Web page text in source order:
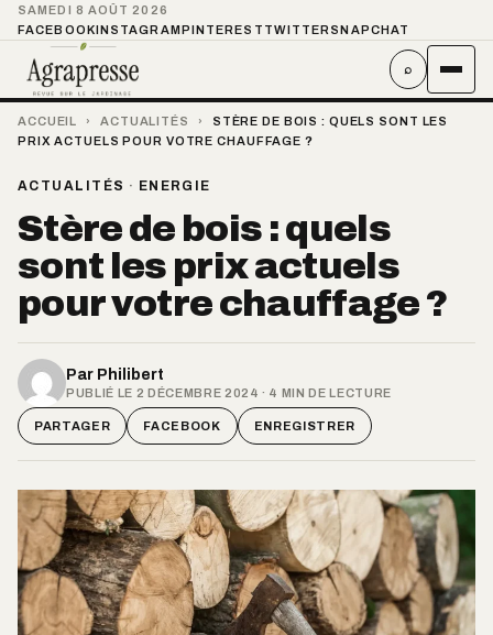
SAMEDI 8 AOÛT 2026
FACEBOOKINSTAGRAMPINTEREST TWITTER SNAPCHAT
⌕
ACCUEIL › ACTUALITÉS ›
STÈRE DE BOIS : QUELS SONT LES
PRIX ACTUELS POUR VOTRE CHAUFFAGE ?
ACTUALITÉS · ENERGIE
Stère de bois : quels
sont les prix actuels
pour votre chauffage ?
Par Philibert
PUBLIÉ LE 2 DÉCEMBRE 2024 · 4 MIN DE LECTURE
PARTAGER FACEBOOK ENREGISTRER